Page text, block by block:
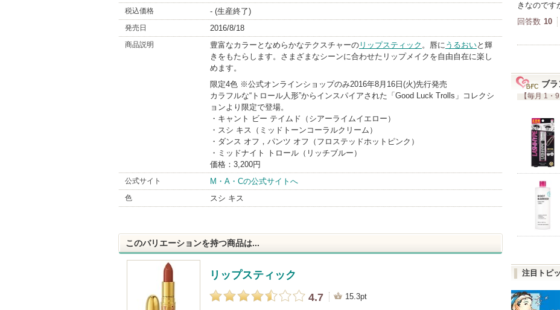
BrandInfo
税込価格 - (生産終了)
発売日 2016/8/18
商品説明 豊富なカラーとなめらかなテクスチャーの リップスティック 。唇に うるおいと輝
きをもたらします。さまざまなシーンに合わせたリップメイクを自由自在に楽し
めます。
限定4色 ※公式オンラインショップのみ2016年8月16日(火)先行発売
カラフルな“トロール人形”からインスパイアされた「Good Luck Trolls」コレクシ
ョンより限定で登場。
・キャント ビー テイムド（シアーライムイエロー）
・スシ キス（ミッドトーンコーラルクリーム）
・ダンス オフ，パンツ オフ（フロステッドホットピンク）
・ミッドナイト トロール（リッチブルー）
価格：3,200円
公式サイト M・A・Cの公式サイトへ
色 スシ キス
このバリエーションを持つ商品は...
リップスティック
4.7
15.3pt
きなので
回答数 10
ブ
【毎月 1・
注目トピ